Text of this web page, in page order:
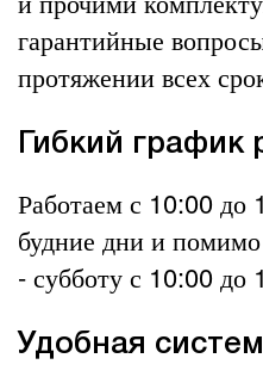
гарантийные
протяжении всех
Гибкий график
Работаем с 10:00 до
будние дни и
- субботу с 10:00 до
Удобная